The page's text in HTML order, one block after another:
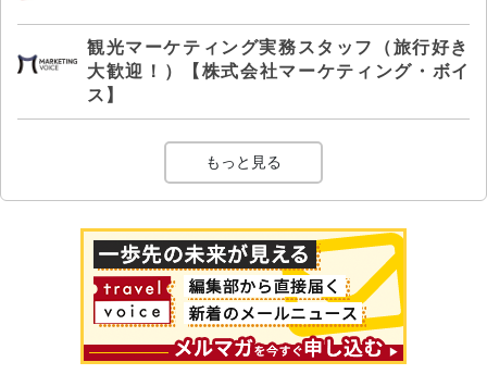
観光マーケティング実務スタッフ（旅行好き
大歓迎！）【株式会社マーケティング・ボイ
ス】
もっと見る